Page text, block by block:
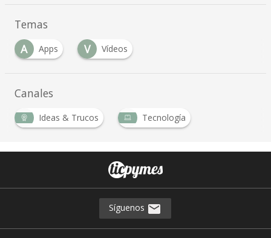
Temas
A
Apps V Vídeos
Canales
Ideas & Trucos Tecnología
Síguenos